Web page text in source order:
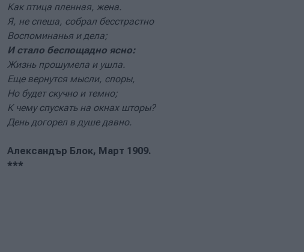
Как птица пленная, жена.
Я, не спеша, собрал бесстрастно
Воспоминанья и дела;
И стало беспощадно ясно:
Жизнь прошумела и ушла.
Еще вернутся мысли, споры,
Но будет скучно и темно;
К чему спускать на окнах шторы?
День догорел в душе давно.
Александър Блок, Март 1909.
***